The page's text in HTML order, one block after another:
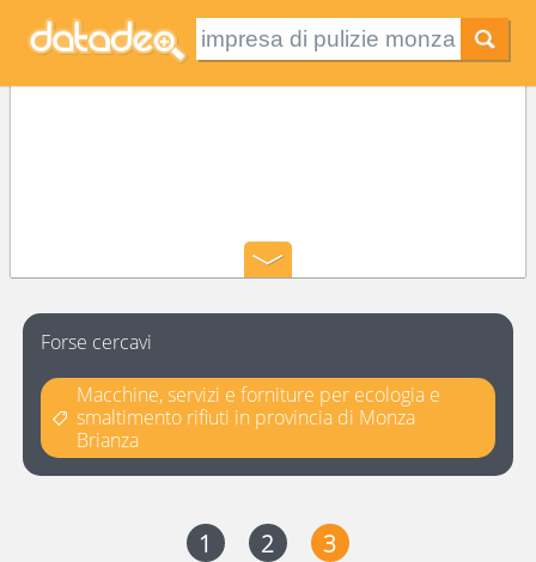
Forse cercavi
Macchine, servizi e forniture per ecologia e
smaltimento rifiuti in provincia di Monza
Brianza
1 2 3